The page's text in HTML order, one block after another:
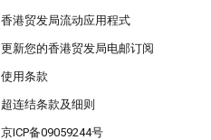
香港贸发局流动应用程式
更新您的香港贸发局电邮订阅
使用条款
超连结条款及细则
京ICP备09059244号